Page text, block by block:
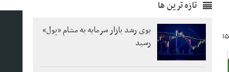
تازه ترین ها
بوی رشد بازار سرمایه به مشام «پول»
رسید